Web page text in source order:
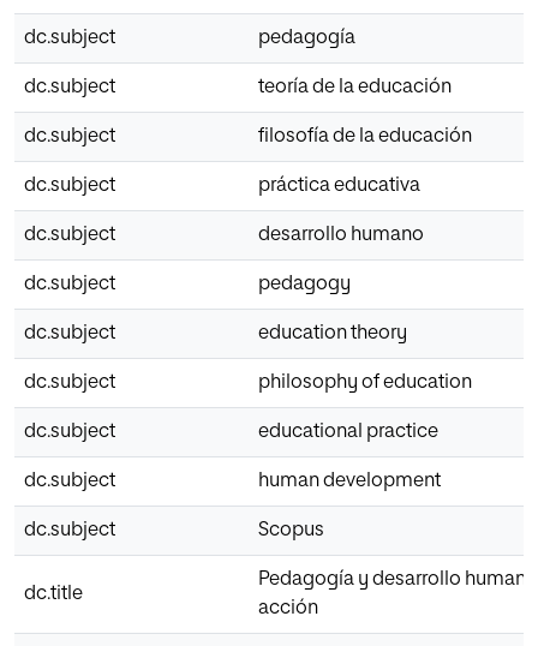
dc.subject pedagogía
dc.subject teoría de la educación
dc.subject filosofía de la educación
dc.subject práctica educativa
dc.subject desarrollo humano
dc.subject pedagogy
dc.subject education theory
dc.subject philosophy of education
dc.subject educational practice
dc.subject human development
dc.subject Scopus
dc.title
Pedagogía y desarrollo
acción